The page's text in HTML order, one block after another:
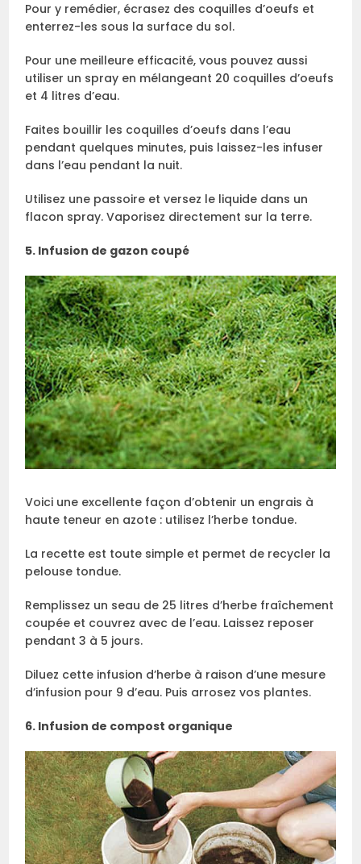
Pour y remédier, écrasez des coquilles d’oeufs et
enterrez-les sous la surface du sol.
Pour une meilleure efficacité, vous pouvez aussi
utiliser un spray en mélangeant 20 coquilles d’oeufs
et 4 litres d’eau.
Faites bouillir les coquilles d’oeufs dans l’eau
pendant quelques minutes, puis laissez-les infuser
dans l’eau pendant la nuit.
Utilisez une passoire et versez le liquide dans un
flacon spray. Vaporisez directement sur la terre.
5. Infusion de gazon coupé
Voici une excellente façon d’obtenir un engrais à
haute teneur en azote : utilisez l’herbe tondue.
La recette est toute simple et permet de recycler la
pelouse tondue.
Remplissez un seau de 25 litres d’herbe fraîchement
coupée et couvrez avec de l’eau. Laissez reposer
pendant 3 à 5 jours.
Diluez cette infusion d’herbe à raison d’une mesure
d’infusion pour 9 d’eau. Puis arrosez vos plantes.
6. Infusion de compost organique